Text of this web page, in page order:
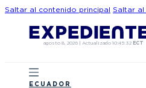
Saltar al contenido principal Saltar
agosto 8, 2026 | Actualizado 10:45:32 ECT
ECUADOR